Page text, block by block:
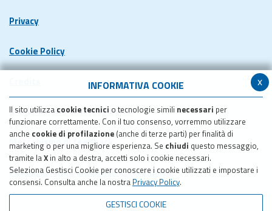
x
INFORMATIVA COOKIE
Il sito utilizza cookie tecnici o tecnologie simili necessari per
funzionare correttamente. Con il tuo consenso, vorremmo utilizzare
anche cookie di profilazione (anche di terze parti) per finalità di
marketing o per una migliore esperienza. Se chiudi questo messaggio,
tramite laX in alto a destra, accetti solo i cookie necessari.
Seleziona Gestisci Cookie per conoscere i cookie utilizzati e impostare i
consensi. Consulta anche la nostra Privacy Policy.
GESTISCI COOKIE
Privacy
Cookie Policy
Dichiarazione di accessibilita'
Meccanismo di feedback
Pubblicazione obiettivi di accessibilita'